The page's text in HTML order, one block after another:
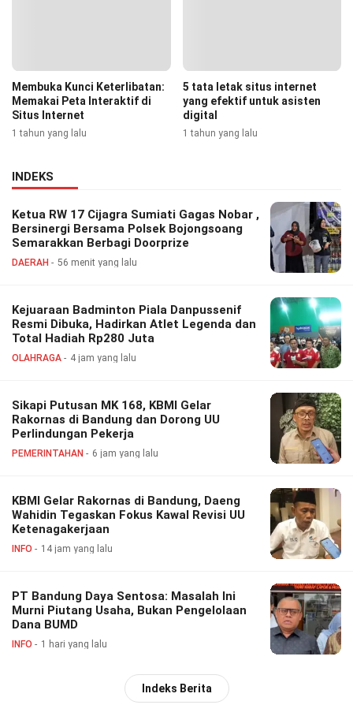
Membuka Kunci Keterlibatan:
Memakai Peta Interaktif di
Situs Internet
1 tahun yang lalu
5 tata letak situs internet
yang efektif untuk asisten
digital
1 tahun yang lalu
INDEKS
Ketua RW 17 Cijagra Sumiati Gagas Nobar ,
Bersinergi Bersama Polsek Bojongsoang
Semarakkan Berbagi Doorprize
DAERAH 56 menit yang lalu
Kejuaraan Badminton Piala Danpussenif
Resmi Dibuka, Hadirkan Atlet Legenda dan
Total Hadiah Rp280 Juta
OLAHRAGA 4 jam yang lalu
Sikapi Putusan MK 168, KBMI Gelar
Rakornas di Bandung dan Dorong UU
Perlindungan Pekerja
PEMERINTAHAN 6 jam yang lalu
KBMI Gelar Rakornas di Bandung, Daeng
Wahidin Tegaskan Fokus Kawal Revisi UU
Ketenagakerjaan
INFO 14 jam yang lalu
PT Bandung Daya Sentosa: Masalah Ini
Murni Piutang Usaha, Bukan Pengelolaan
Dana BUMD
INFO 1 hari yang lalu
Indeks Berita